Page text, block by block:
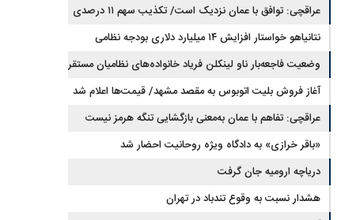
عراقچی: توافق با عمان نزدیک است/ تکذیب سهم ۱۱ درصدی
ایران از خزر
نتانیاهو خواستار افزایش ۱۴ میلیارد دلاری بودجه نظامی
اسرائیل شد
وضعیت فاجعه‌بار ناو لینکلن فریاد خانواده‌های نظامیان مستقر
در دریا را بلند کرد
آغاز فروش بلیت اتوبوس به مقصد مشهد/ قیمت‌ها اعلام شد
عراقچی: تفاهم با عمان به‌معنی بازگشایی تنگه هرمز نیست
«باقر خرازی» به دادگاه ویژه روحانیت احضار شد
دریاچه ارومیه جان گرفت
هشدار نسبت به وقوع تندباد در تهران